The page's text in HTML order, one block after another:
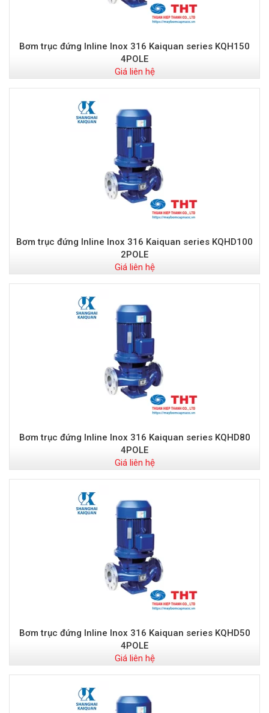
Bơm trục đứng Inline Inox 316 Kaiquan series KQH150
4POLE
Giá liên hệ
Bơm trục đứng Inline Inox 316 Kaiquan series KQHD100
2POLE
Giá liên hệ
Bơm trục đứng Inline Inox 316 Kaiquan series KQHD80
4POLE
Giá liên hệ
Bơm trục đứng Inline Inox 316 Kaiquan series KQHD50
4POLE
Giá liên hệ